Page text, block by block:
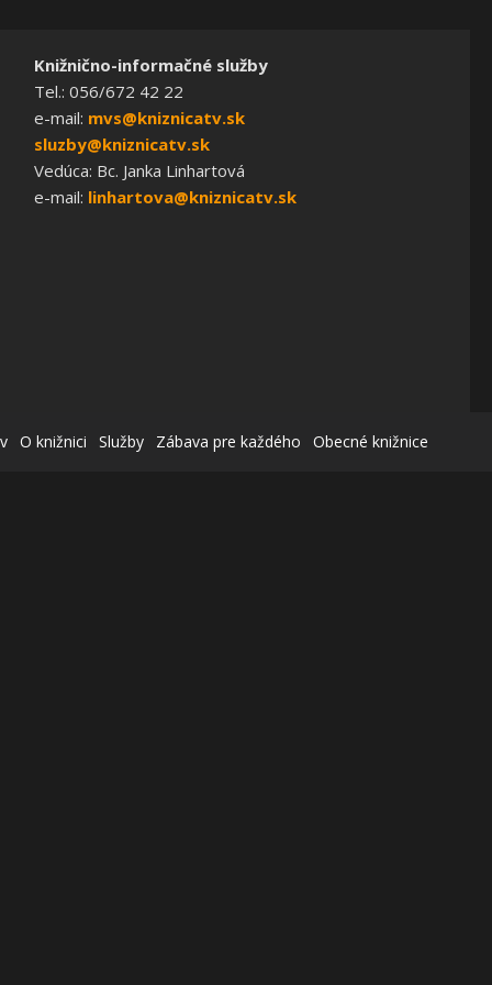
Knižnično-informačné služby
Tel.: 056/672 42 22
e-mail: mvs@kniznicatv.sk
sluzby@kniznicatv.sk
Vedúca: Bc. Janka Linhartová
e-mail: linhartova@kniznicatv.sk
O knižnici Služby Zábava pre každého Obecné knižnice